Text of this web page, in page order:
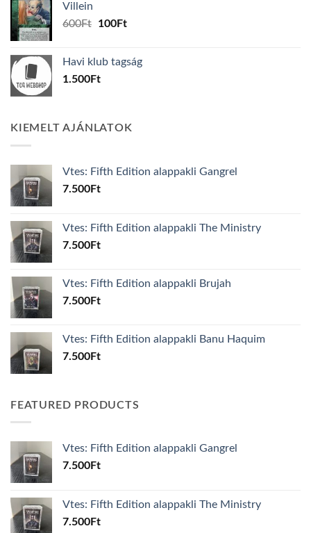
Villein
600Ft
Original
600Ft.
100FtCurrent
100Ft.
Havi klub tagság
1.500Ft
KIEMELT AJÁNLATOK
Vtes: Fifth Edition alappakli Gangrel
7.500Ft
Vtes: Fifth Edition alappakli The Ministry
7.500Ft
Vtes: Fifth Edition alappakli Brujah
7.500Ft
Vtes: Fifth Edition alappakli Banu Haquim
7.500Ft
FEATURED PRODUCTS
Vtes: Fifth Edition alappakli Gangrel
7.500Ft
Vtes: Fifth Edition alappakli The Ministry
7.500Ft